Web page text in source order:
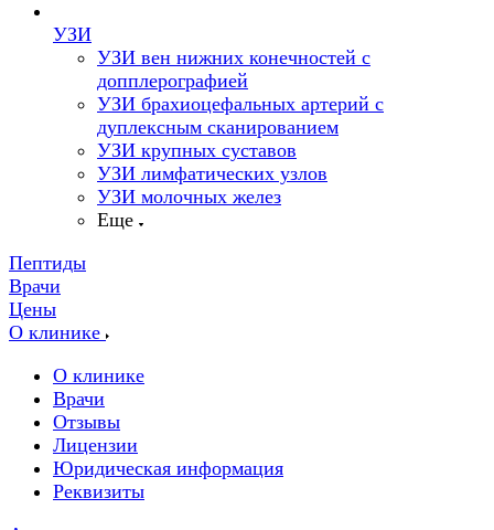
УЗИ
УЗИ вен нижних конечностей с
допплерографией
УЗИ брахиоцефальных артерий с
дуплексным сканированием
УЗИ крупных суставов
УЗИ лимфатических узлов
УЗИ молочных желез
Еще
Пептиды
Врачи
Цены
О клинике
О клинике
Врачи
Отзывы
Лицензии
Юридическая информация
Реквизиты